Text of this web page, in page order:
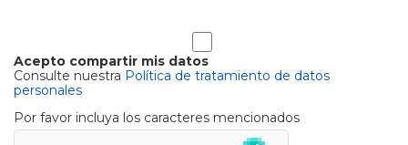
Acepto compartir mis datos
Consulte nuestra Política de tratamiento de datos
personales
Por favor incluya los caracteres mencionados